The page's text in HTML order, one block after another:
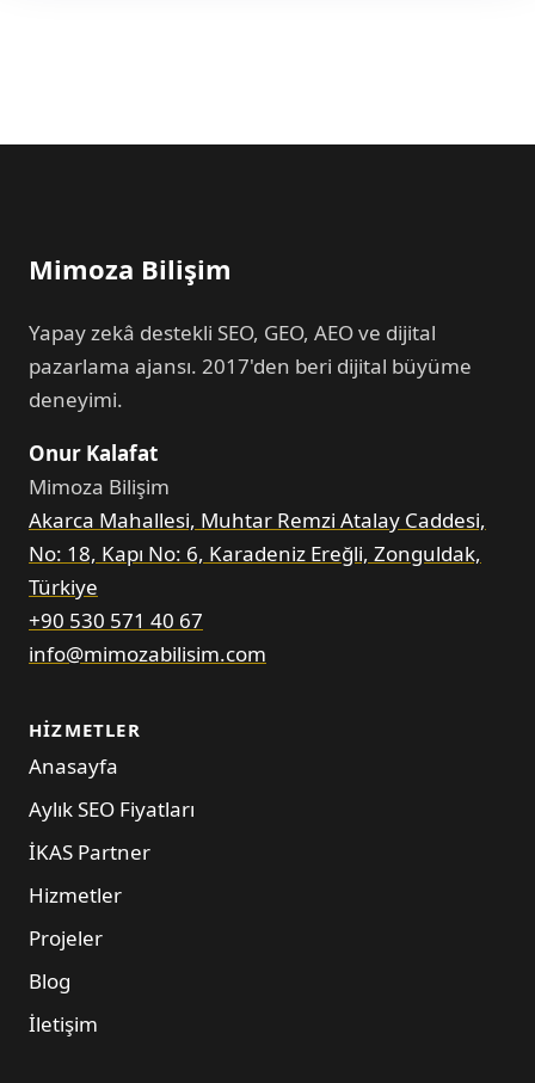
Mimoza Bilişim
Yapay zekâ destekli SEO, GEO, AEO ve dijital
pazarlama ajansı. 2017'den beri dijital büyüme
deneyimi.
Onur Kalafat
Mimoza Bilişim
Akarca Mahallesi, Muhtar Remzi Atalay Caddesi,
No: 18, Kapı No: 6, Karadeniz Ereğli, Zonguldak,
Türkiye
+90 530 571 40 67
info@mimozabilisim.com
HIZMETLER
Anasayfa
Aylık SEO Fiyatları
İKAS Partner
Hizmetler
Projeler
Blog
İletişim